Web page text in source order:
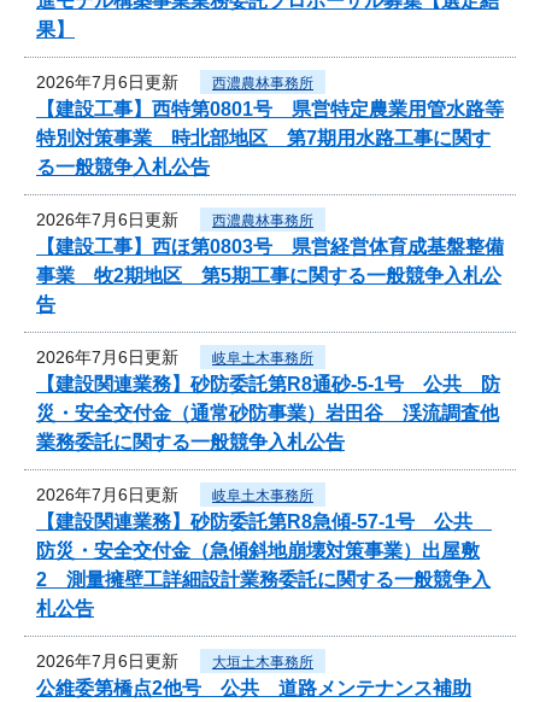
果】
2026年7月6日更新 西濃農林事務所
【建設工事】西特第0801号 県営特定農業用管水路等
特別対策事業 時北部地区 第7期用水路工事に関す
る一般競争入札公告
2026年7月6日更新 西濃農林事務所
【建設工事】西ほ第0803号 県営経営体育成基盤整備
事業 牧2期地区 第5期工事に関する一般競争入札公
告
2026年7月6日更新 岐阜土木事務所
【建設関連業務】砂防委託第R8通砂-5-1号 公共 防
災・安全交付金（通常砂防事業）岩田谷 渓流調査他
業務委託に関する一般競争入札公告
2026年7月6日更新 岐阜土木事務所
【建設関連業務】砂防委託第R8急傾-57-1号 公共
防災・安全交付金（急傾斜地崩壊対策事業）出屋敷
2 測量擁壁工詳細設計業務委託に関する一般競争入
札公告
2026年7月6日更新 大垣土木事務所
公維委第橋点2他号 公共 道路メンテナンス補助